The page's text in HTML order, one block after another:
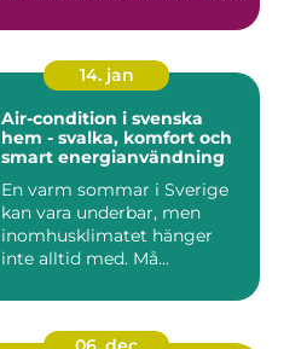
14. jan
Air-condition i svenska
hem - svalka, komfort och
smart energianvändning
En varm sommar i Sverige
kan vara underbar, men
inomhusklimatet hänger
inte alltid med. Må...